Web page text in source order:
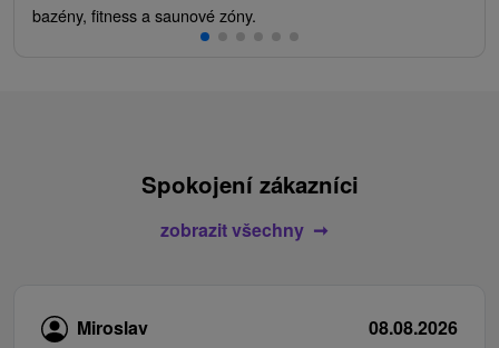
bazény, fitness a saunové zóny.
Spokojení zákazníci
zobrazit všechny
Miroslav
08.08.2026